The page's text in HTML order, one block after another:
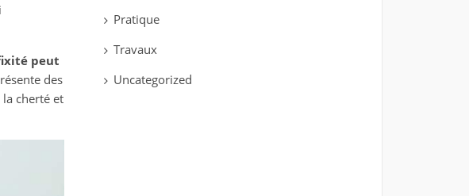
peut
des
cherté et
Pratique
Travaux
Uncategorized